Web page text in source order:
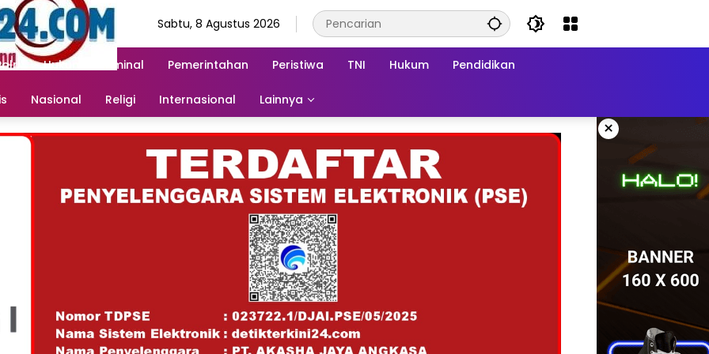
Sabtu, 8 Agustus 2026
Hukum & Kriminal Pemerintahan Peristiwa TNI Hukum Pendidikan
Nasional Religi Internasional Lainnya
×